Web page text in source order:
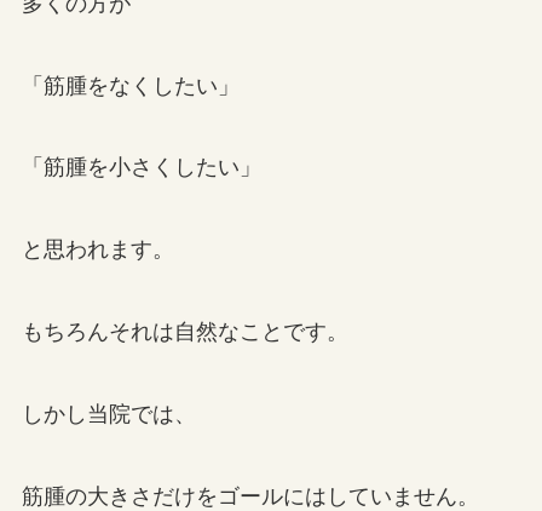
「筋腫をなくしたい」
「筋腫を小さくしたい」
と思われます。
もちろんそれは自然なことです。
しかし当院では、
筋腫の大きさだけをゴールにはしていません。